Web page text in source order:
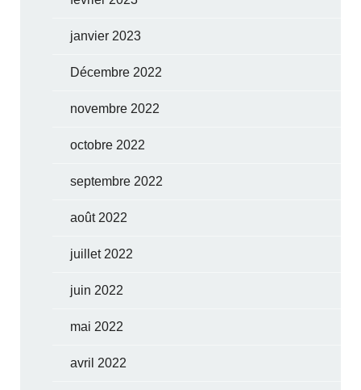
janvier 2023
Décembre 2022
novembre 2022
octobre 2022
septembre 2022
août 2022
juillet 2022
juin 2022
mai 2022
avril 2022